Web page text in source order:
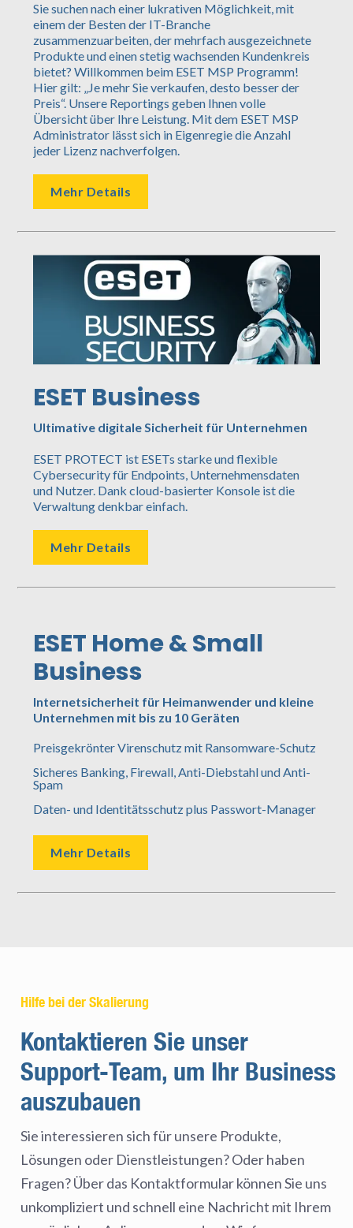
Sie suchen nach einer lukrativen Möglichkeit, mit
einem der Besten der IT-Branche
zusammenzuarbeiten, der mehrfach ausgezeichnete
Produkte und einen stetig wachsenden Kundenkreis
bietet? Willkommen beim ESET MSP Programm!
Hier gilt: „Je mehr Sie verkaufen, desto besser der
Preis“. Unsere Reportings geben Ihnen volle
Übersicht über Ihre Leistung. Mit dem ESET MSP
Administrator lässt sich in Eigenregie die Anzahl
jeder Lizenz nachverfolgen.
Mehr Details
ESET Business
Ultimative digitale Sicherheit für Unternehmen
ESET PROTECT ist ESETs starke und flexible
Cybersecurity für Endpoints, Unternehmensdaten
und Nutzer. Dank cloud-basierter Konsole ist die
Verwaltung denkbar einfach.
Mehr Details
ESET Home & Small
Business
Internetsicherheit für Heimanwender und kleine
Unternehmen mit bis zu 10 Geräten
Preisgekrönter Virenschutz mit Ransomware-Schutz
Sicheres Banking, Firewall, Anti-Diebstahl und Anti-
Spam
Daten- und Identitätsschutz plus Passwort-Manager
Mehr Details
Hilfe bei der Skalierung
Kontaktieren Sie unser
Support-Team, um Ihr Business
auszubauen
Sie interessieren sich für unsere Produkte,
Lösungen oder Dienstleistungen? Oder haben
Fragen? Über das Kontaktformular können Sie uns
unkompliziert und schnell eine Nachricht mit Ihrem